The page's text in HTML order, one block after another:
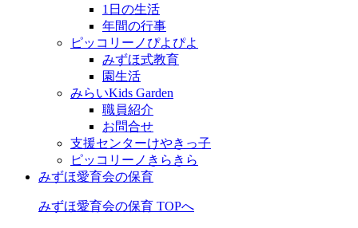
1日の生活
年間の行事
ピッコリーノぴよぴよ
みずほ式教育
園生活
みらいKids Garden
職員紹介
お問合せ
支援センターけやきっ子
ピッコリーノきらきら
みずほ愛育会の保育
みずほ愛育会の保育 TOPへ